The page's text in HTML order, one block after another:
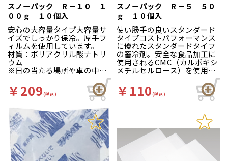
スノーパック Ｒ－１０ １
００ｇ １０個入
安心の大容量タイプ大容量サ
イズでしっかり保冷。厚手フ
ィルムを使用しています。
材質：ポリアクリル酸ナトリ
ウム
※日の当たる場所や車の中な
は、保冷時間が著しく短くな
ります。できるだけ、涼しい
ところに静置してください。
￥209(税込)
スノーパック Ｒ－５ ５０
ｇ １０個入
使い勝手の良いスタンダード
タイプコストパフォーマンス
に優れたスタンダードタイプ
の畜冷剤。安全な食品加工に
使用されるCMC（カルボキシ
メチルセルロース）を使用。
フィルムの厚みもしっかり！
再利用性に優れています。
材質：カルボキシメチルセル
ど温度の高くなるところで
は、保冷時間が著しく短くな
ります。できるだけ、涼しい
ところに静置してください。
￥110(税込)